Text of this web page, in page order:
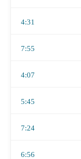
4:31
7:55
4:07
5:45
7:24
6:56